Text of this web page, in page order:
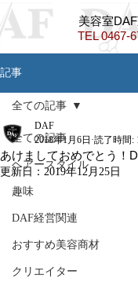
美容室
TEL ​0467-
記事
全ての記事
ヘアースタイル
趣味
DAF経営関連
おすすめ美容商材
クリエイター
全ての記事
あけましておめでとう！
DAF
2018年1月6日 読了時間:
更新日： 2019年12月25日